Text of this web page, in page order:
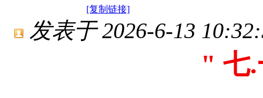
[复制链接]
发表于 2026-6-13
" 七.